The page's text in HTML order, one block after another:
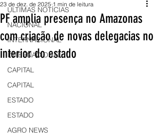
ÚLTIMAS NOTÍCIAS
NACIONAL
INTERNACIONAL
INTERNACIONAL
CAPITAL
CAPITAL
ESTADO
ESTADO
AGRO NEWS
PF amplia presença no Amazonas
com criação de novas delegacias no
interior do estado
23 de dez. de 2025 1 min de leitura